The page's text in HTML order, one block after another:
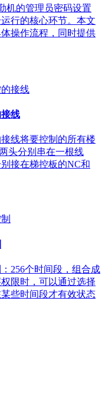
机的管理员密码设置
行的核心环节。本文
操作流程，同时提供
线
线将要控制的所有楼
头分别串在一根线
接在梯控板的NC和
256个时间段，组合成
限时，可以通过选择
些时间段才有效状态